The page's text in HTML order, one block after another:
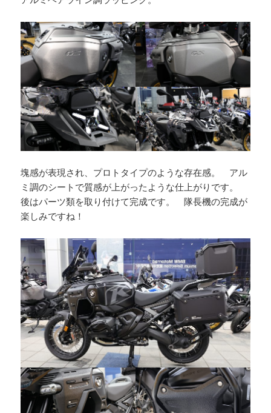
塊感が表現され、プロトタイプのような存在感。 アル
ミ調のシートで質感が上がったような仕上がりです。
後はパーツ類を取り付けて完成です。 隊長機の完成が
楽しみですね！